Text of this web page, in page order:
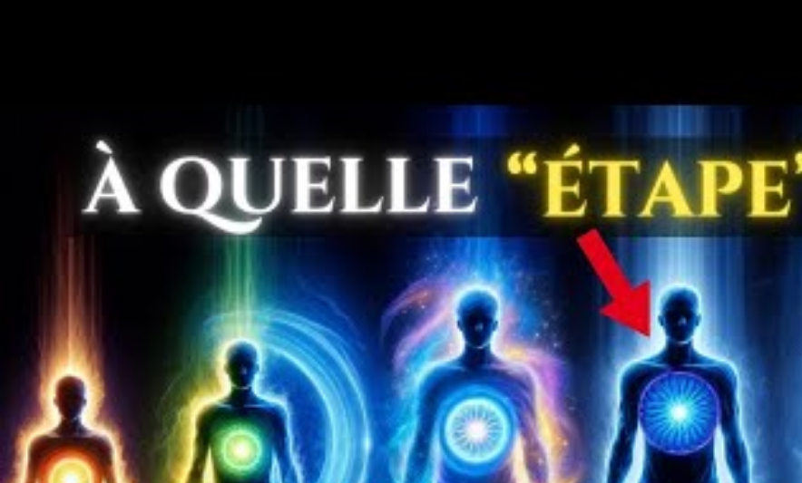
crucial. La peur de l’inconnu peut être paralysante. Identifiez vos craintes. Que redoutez-vous particulièrement
? La gestion de cette peur est centrale ; en ayant des stratégies à disposition pour faire face à vos angoisses,
vous serez mieux préparé. Pensez à utiliser la méditation pour apaiser votre esprit. Une pratique régulière de la
méditation, comme suggéré parPetit BambououHeadspace, peut vous aider à réduire le stress et à clarifier
vos pensées.